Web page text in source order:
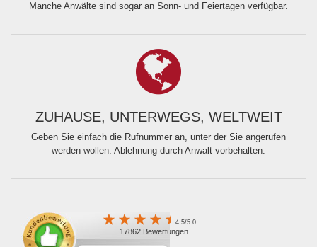
Manche Anwälte sind sogar an Sonn- und Feiertagen verfügbar.
ZUHAUSE, UNTERWEGS, WELTWEIT
Geben Sie einfach die Rufnummer an, unter der Sie angerufen
werden wollen. Ablehnung durch Anwalt vorbehalten.
4.5/5.0
17862 Bewertungen